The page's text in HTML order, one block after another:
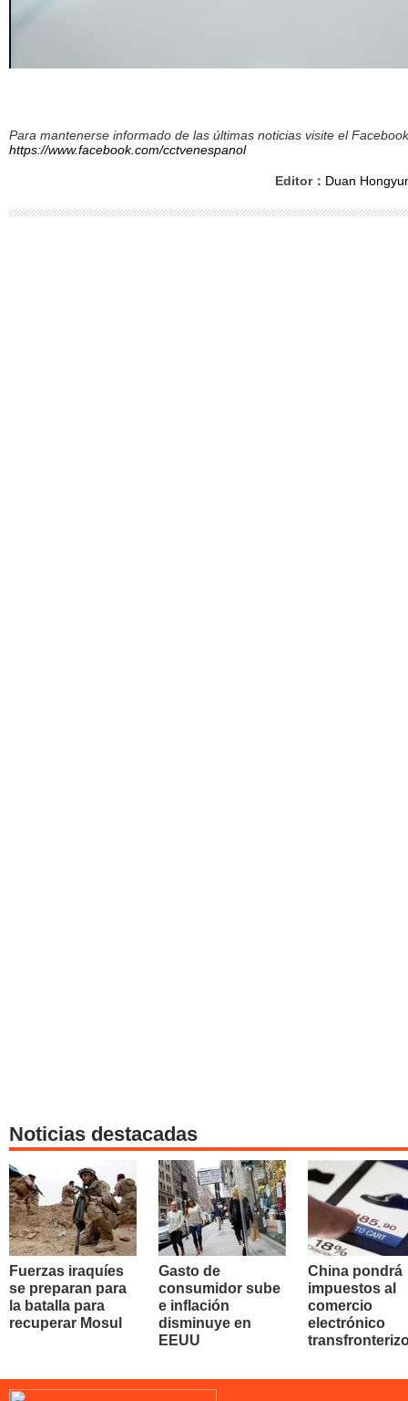
Para mantenerse informado de las últimas noticias visite el
https://www.facebook.com/cctvenespanol
Editor： Duan
Noticias destacadas
Fuerzas iraquíes
se preparan para
la batalla para
recuperar Mosul
Gasto de
consumidor sube
e inflación
disminuye en
EEUU
China pondrá
impuestos al
comercio
electrónico